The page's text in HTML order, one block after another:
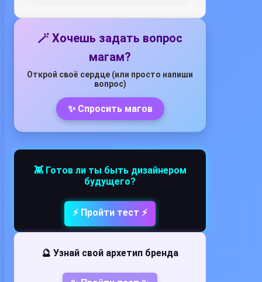
🪄 Хочешь задать вопрос
магам?
Открой своё сердце (или просто напиши
вопрос)
✨ Спросить магов
👾 Готов ли ты быть дизайнером
будущего?
⚡ Пройти тест ⚡
🔮 Узнай свой архетип бренда